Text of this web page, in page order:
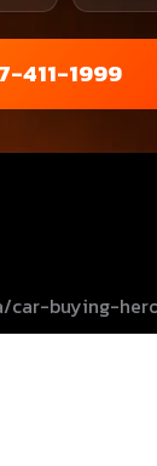
411-1999
buying-